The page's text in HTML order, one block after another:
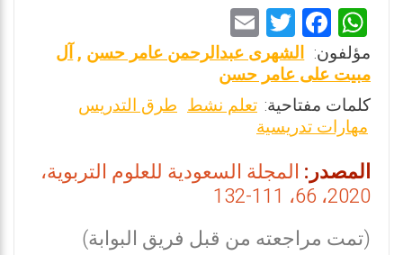
W
h
at
s
A
p
p
F
a
ce
b
o
o
k
T
wi
tt
er
m
ai
l
مؤلفون: الشهرى عبدالرحمن عامر حسن ,آل
مبيت على عامر حسن
كلمات مفتاحية: تعلم نشط طرق التدريس
مهارات تدريسية
المصدر: المجلة السعودية للعلوم التربوية،
2020، 66، 111-132
(تمت مراجعته من قبل فريق البوابة)